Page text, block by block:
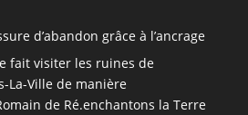
d’abandon grâce à l’ancrage
fait visiter les ruines de
La-Ville de manière
de Ré.enchantons la Terre